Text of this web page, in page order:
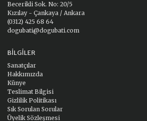
Becerikli Sok. No: 20/5
Kızılay - Çankaya / Ankara
(0312) 425 68 64
dogubati@dogubati.com
BILGILER
Sanatçılar
Hakkımızda
Künye
Teslimat Bilgisi
Gizlilik Politikası
Sık Sorulan Sorular
Üyelik Sözleşmesi